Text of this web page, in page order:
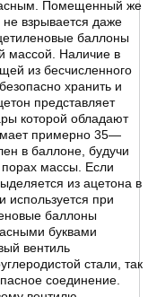
Помещенный же
взрывается даже
баллоны
массой. Наличие в
из бесчисленного
хранить и
представляет
которой обладают
примерно 35—
в баллоне, будучи
порах массы. Если
из ацетона в
используется при
баллоны
буквами
вентиль
стали, так
соединение.